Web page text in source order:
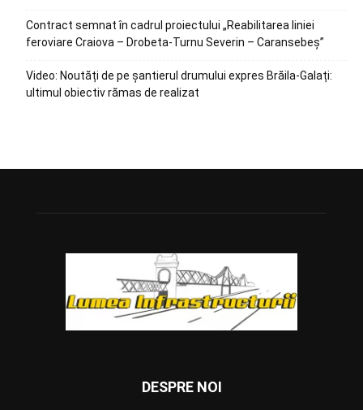
Contract semnat în cadrul proiectului „Reabilitarea liniei
feroviare Craiova – Drobeta-Turnu Severin – Caransebeș”
Video: Noutăți de pe șantierul drumului expres Brăila-Galați:
ultimul obiectiv rămas de realizat
DESPRE NOI